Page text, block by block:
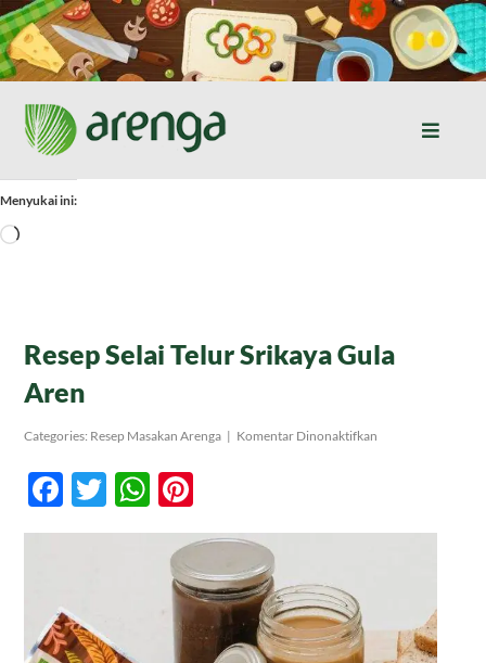
Skip
to
content
Toggle
Home
Tentang Kami
Produk
Menyukai ini:
Memuat...
Resep Selai Telur Srikaya Gula
Aren
Categories: Resep Masakan Arenga | Komentar Dinonaktifkan
Aren
Facebook
TwitterWhatsApp